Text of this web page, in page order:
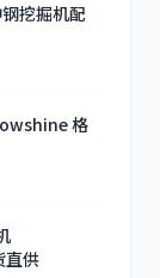
挖掘机配
直供